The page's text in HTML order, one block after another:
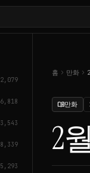
홈 chevron_right 만화 chevron_right
menu_book만화
2